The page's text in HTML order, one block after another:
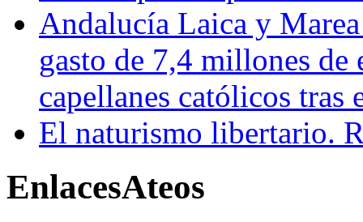
Andalucía Laica y
gasto de 7,4 millones de
capellanes católicos
El naturismo libertario.
EnlacesAteos